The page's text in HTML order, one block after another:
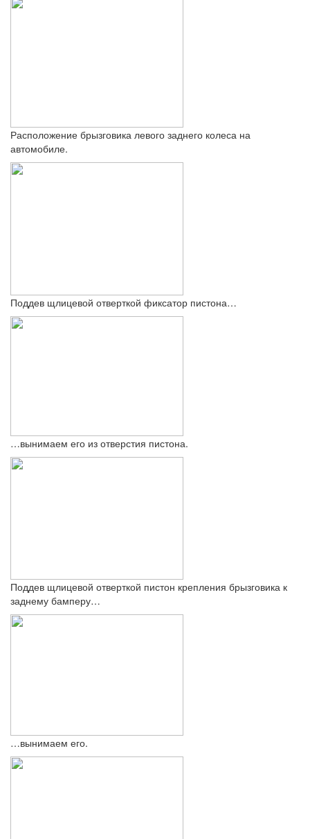
Расположение брызговика левого заднего колеса на
автомобиле.
Поддев щлицевой отверткой фиксатор пистона…
…вынимаем его из отверстия пистона.
Поддев щлицевой отверткой пистон крепления брызговика к
заднему бамперу…
…вынимаем его.